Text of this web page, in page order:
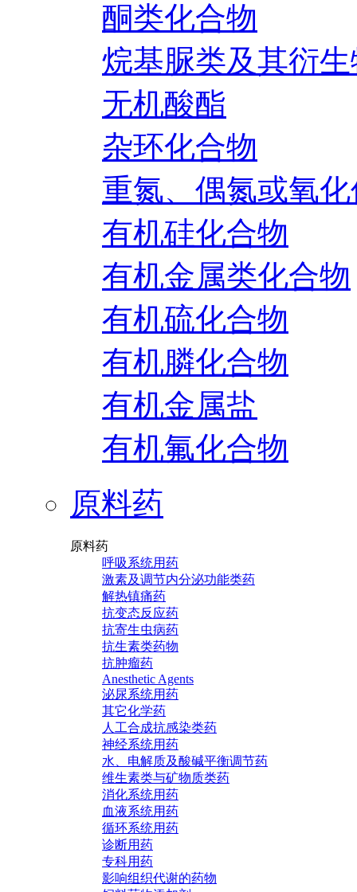
酮类化合物
烷基脲类及其衍
无机酸酯
杂环化合物
重氮、偶氮或氧
有机硅化合物
有机金属类化合物
有机硫化合物
有机膦化合物
有机金属盐
有机氟化合物
原料药
原料药
呼吸系统用药
激素及调节内分泌功能类药
解热镇痛药
抗变态反应药
抗寄生虫病药
抗生素类药物
抗肿瘤药
Anesthetic Agents
泌尿系统用药
其它化学药
人工合成抗感染类药
神经系统用药
水、电解质及酸碱平衡调节药
维生素类与矿物质类药
消化系统用药
血液系统用药
循环系统用药
诊断用药
专科用药
影响组织代谢的药物